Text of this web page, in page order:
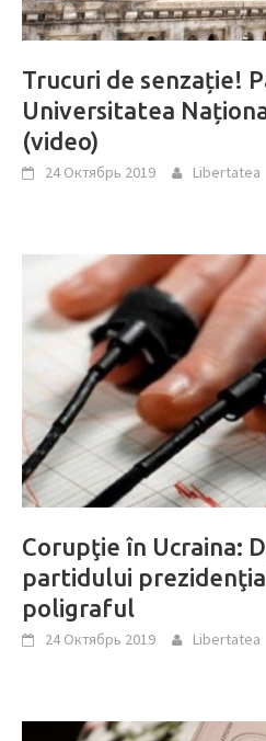
Trucuri de senzație!
Universitatea
(video)
24 Октябрь 2019 Libertatea
Corupţie în Ucraina:
partidului
poligraful
24 Октябрь 2019 Libertatea